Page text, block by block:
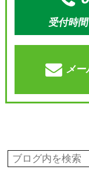
受付時
メー